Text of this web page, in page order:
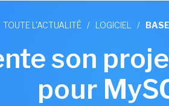
TOUTE L'ACTUALITÉ / LOGICIEL /
son
pour